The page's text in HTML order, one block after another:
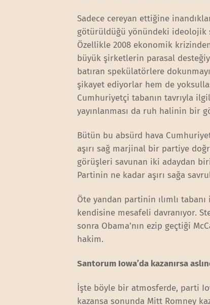
Sadece cereyan ettiğine
götürüldüğü yönündeki ideolojik
Özellikle 2008 ekonomik
büyük şirketlerin parasal
batıran spekülatörlere
şikayet ediyorlar hem de
Cumhuriyetçi tabanın tavrıyla
yayınlanması da ruh halinin bir
Bütün bu absürd hava
aşırı sağ marjinal bir partiye
görüşleri savunan iki adaydan biri
Partinin ne kadar aşırı sağa
Öte yandan partinin ılımlı
kendisine mesafeli davranıyor.
sonra Obama’nın ezip geçtiği
hakim.
Santorum Iowa’da kazanırsa
İşte böyle bir atmosferde, parti
kazansa sonunda Mitt Romney